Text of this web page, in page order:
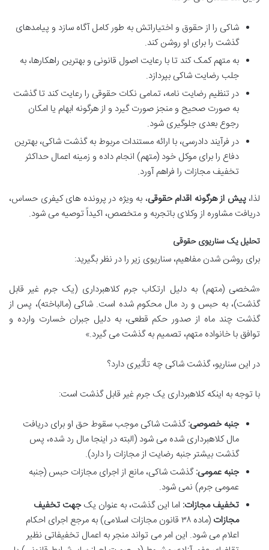
شاکی را از حقوق و اختیاراتش به طور کامل آگاه سازد و پیامدهای
گذشت را برای او روشن کند.
به متهم کمک کند تا با رعایت اصول قانونی و بهترین راهکارها، به
جلب رضایت شاکی بپردازد.
در تنظیم رضایت نامه، تمامی نکات حقوقی را رعایت کند تا گذشت
به صورت صحیح و منجز صورت گیرد و از هرگونه ابهام یا امکان
رجوع بعدی جلوگیری شود.
در فرآیند دادرسی، با ارائه مستندات مربوط به گذشت شاکی، بهترین
دفاع را برای موکل خود (متهم) انجام داده و زمینه اعمال حداکثر
تخفیف مجازات را فراهم آورد.
لذا،پیش از هرگونه اقدام حقوقی، به ویژه در پرونده های کیفری حساس،
دریافت مشاوره از وکلای باتجربه و متخصص، اکیداً توصیه می شود.
تحلیل یک سناریوی حقوقی
برای روشن شدن مفاهیم، سناریوی زیر را در نظر بگیرید:
«شخصی (متهم) به دلیل ارتکاب جرم کلاهبرداری (یک جرم غیر قابل
گذشت)، به حبس و رد مال محکوم شده است. شاکی (مالباخته)، پس از
گذشت چند ماه از صدور حکم قطعی، به دلیل جبران خسارت وارده و
توافق با خانواده متهم، تصمیم به گذشت می گیرد.»
در این سناریو، گذشت شاکی چه تأثیری دارد؟
با توجه به اینکه کلاهبرداری یک جرم غیر قابل گذشت است:
جنبه خصوصی:گذشت شاکی موجب سقوط حق او برای دریافت
مال کلاهبرداری شده می شود (البته در اینجا مال رد شده، پس
گذشت بیشتر جنبه رضایت از مجازات را دارد).
جنبه عمومی:گذشت شاکی، مانع از اجرای مجازات حبس (جنبه
عمومی جرم) نمی شود.
تخفیف مجازات: اما این گذشت، به عنوان یکجهت تخفیف
مجازات
(ماده ۳۸ قانون مجازات اسلامی) به مرجع اجرای احکام
اعلام می شود. این امر می تواند منجر به اعمال تخفیفاتی نظیر